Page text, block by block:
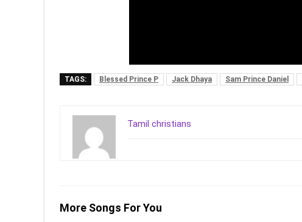
TAGS: Blessed Prince P Jack Dhaya Sam Prince Daniel
Tamil christians
More Songs For You